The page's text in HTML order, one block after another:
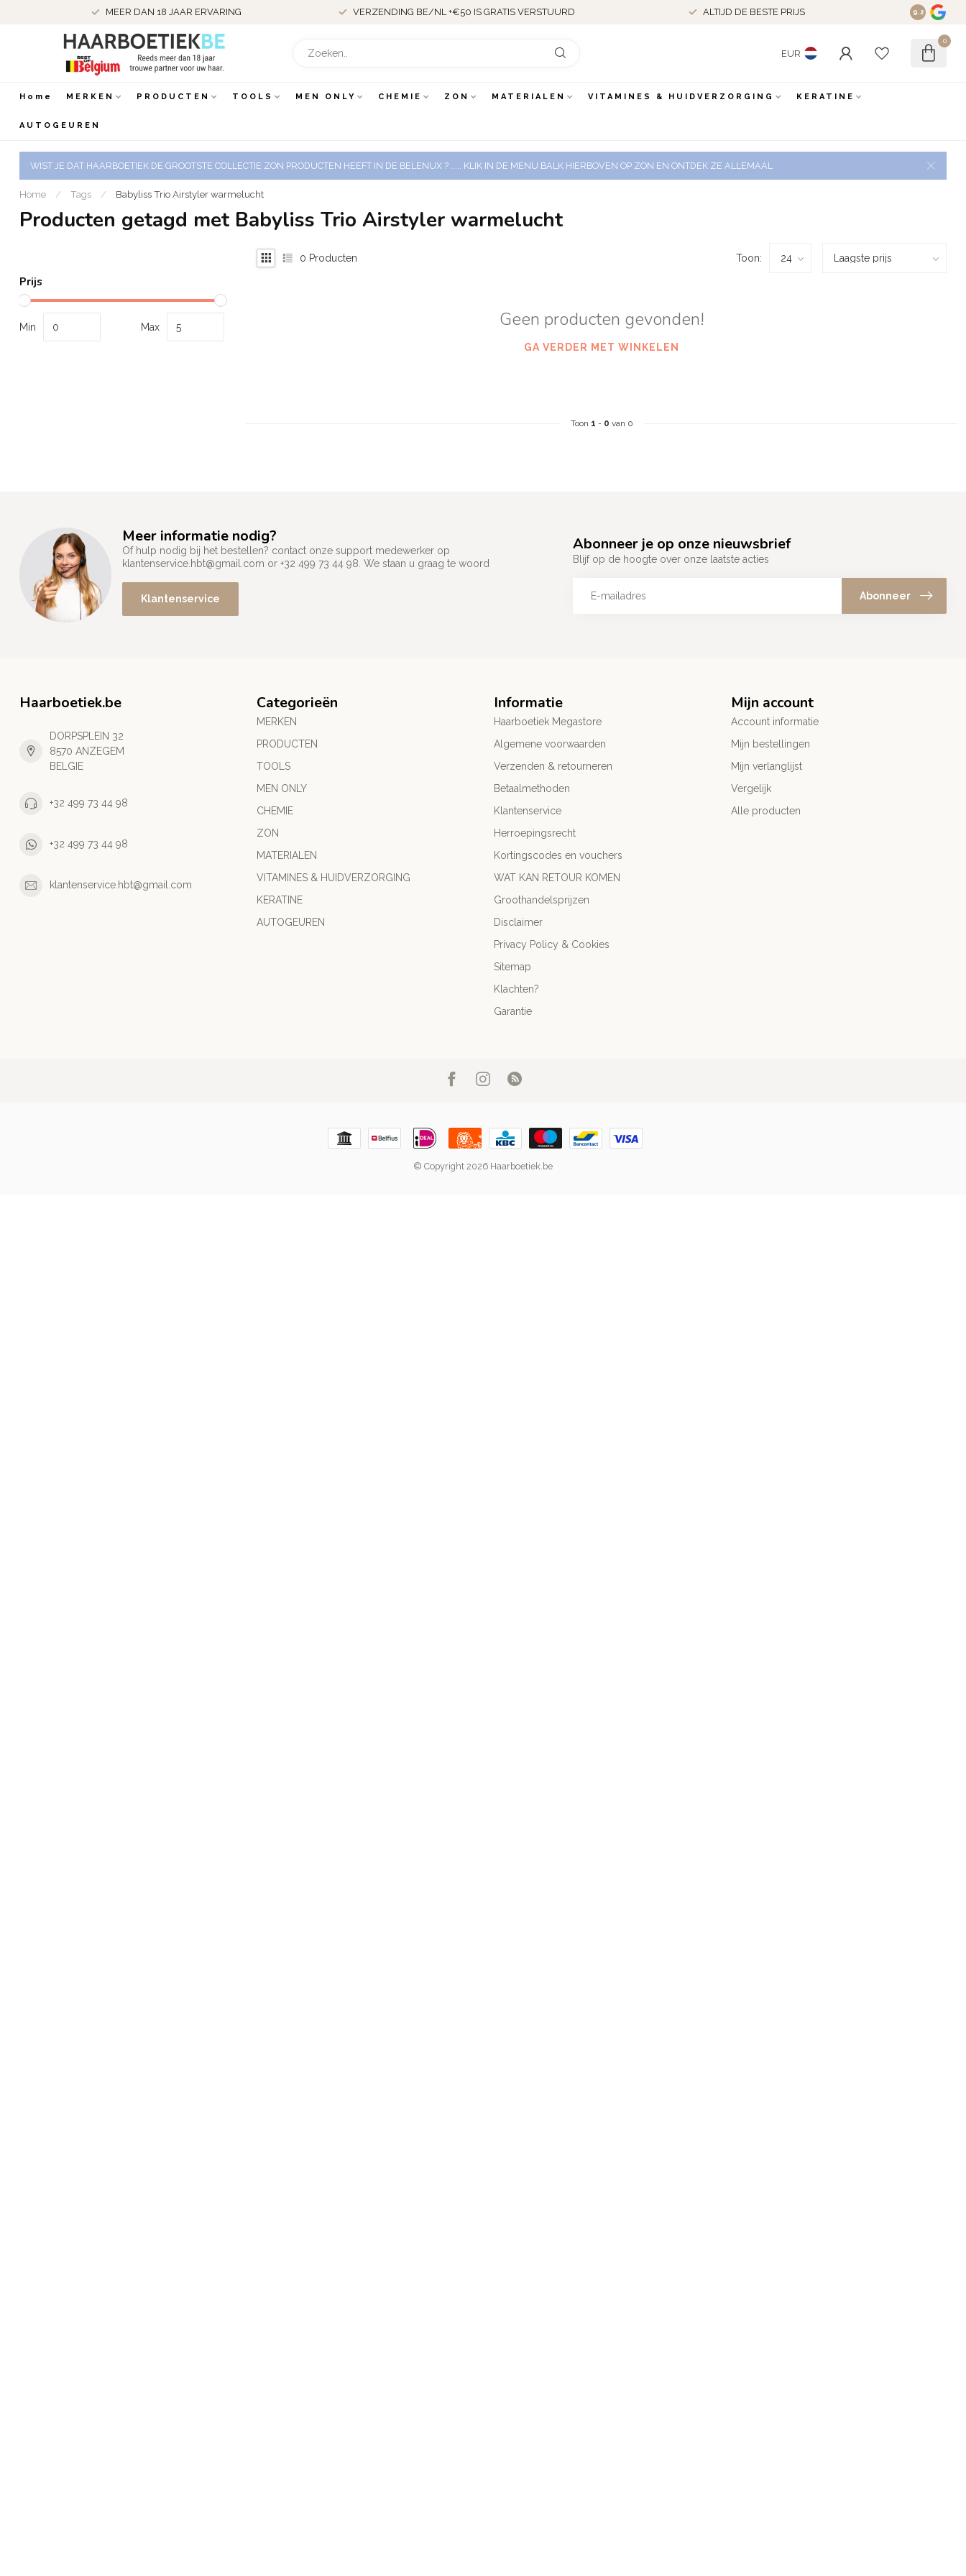
MEER DAN 18 JAAR ERVARING VERZENDING BE/NL +€50 IS GRATIS VERSTUURD ALTIJD DE BESTE PRIJS 9.2
EUR
0
Home MERKEN PRODUCTEN TOOLS MEN ONLY CHEMIE ZON MATERIALEN VITAMINES & HUIDVERZORGING KERATINE
AUTOGEUREN
WIST JE DAT HAARBOETIEK DE GROOTSTE COLLECTIE ZON PRODUCTEN HEEFT IN DE BELENUX ? ..... KLIK IN DE MENU BALK HIERBOVEN OP ZON EN ONTDEK ZE ALLEMAAL
Home / Tags / Babyliss Trio Airstyler warmelucht
Producten getagd met Babyliss Trio Airstyler warmelucht
Prijs
Min Max
0 Producten Toon:
Geen producten gevonden!
GA VERDER MET WINKELEN
Toon 1 - 0 van 0
Meer informatie nodig?
Of hulp nodig bij het bestellen? contact onze support medewerker op
klantenservice.hbt@gmail.com or +32 499 73 44 98. We staan u graag te woord
Klantenservice
Abonneer je op onze nieuwsbrief
Blijf op de hoogte over onze laatste acties
Abonneer
Haarboetiek.be
DORPSPLEIN 32
8570 ANZEGEM
BELGIE
+32 499 73 44 98
+32 499 73 44 98
klantenservice.hbt@gmail.com
Categorieën
MERKEN
PRODUCTEN
TOOLS
MEN ONLY
CHEMIE
ZON
MATERIALEN
VITAMINES & HUIDVERZORGING
KERATINE
AUTOGEUREN
Informatie
Haarboetiek Megastore
Algemene voorwaarden
Verzenden & retourneren
Betaalmethoden
Klantenservice
Herroepingsrecht
Kortingscodes en vouchers
WAT KAN RETOUR KOMEN
Groothandelsprijzen
Disclaimer
Privacy Policy & Cookies
Sitemap
Klachten?
Garantie
Mijn account
Account informatie
Mijn bestellingen
Mijn verlanglijst
Vergelijk
Alle producten
© Copyright 2026 Haarboetiek.be